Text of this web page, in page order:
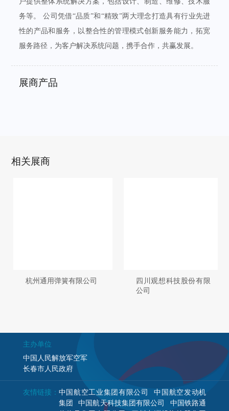
务等。 公司凭借“品质”和“精致”两大理念打造具有行业先进
性的产品和服务，以整合性的管理模式创新服务能力，拓宽
服务路径，为客户解决系统问题，携手合作，共赢发展。
展商产品
相关展商
杭州通用弹簧有限公司
四川观想科技股份有限
公司
主办单位
中国人民解放军空军
长春市人民政府
友情链接： 中国航空工业集团有限公司
中国航空发动机
集团
中国航天科技集团有限公司
中国铁路通